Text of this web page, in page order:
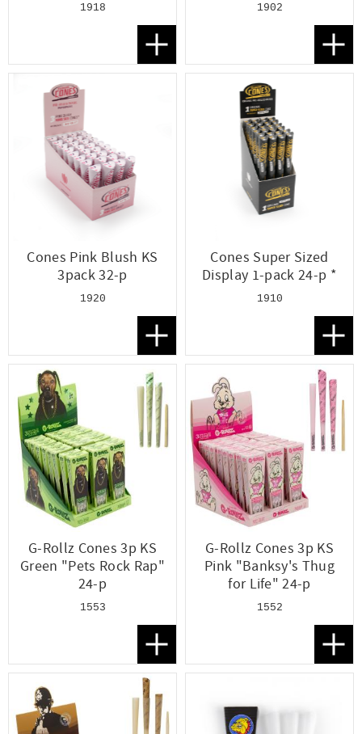
1918
Lägg till i favoriter
1902
Cones Pink Blush KS
3pack 32-p
1920
Lägg till i favoriter
Cones Super Sized
Display 1-pack 24-p *
1910
G-Rollz Cones 3p KS
Green "Pets Rock Rap"
24-p
1553
Lägg till i favoriter
G-Rollz Cones 3p KS
Pink "Banksy's Thug
for Life" 24-p
1552